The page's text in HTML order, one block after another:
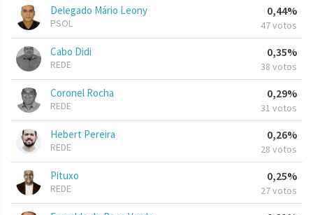
Delegado Mário Leony
PSOL
0,44%
47 votos
Cabo Didi
REDE
0,35%
38 votos
Coronel Rocha
REDE
0,29%
31 votos
Hebert Pereira
REDE
0,26%
28 votos
Pituxo
REDE
0,25%
27 votos